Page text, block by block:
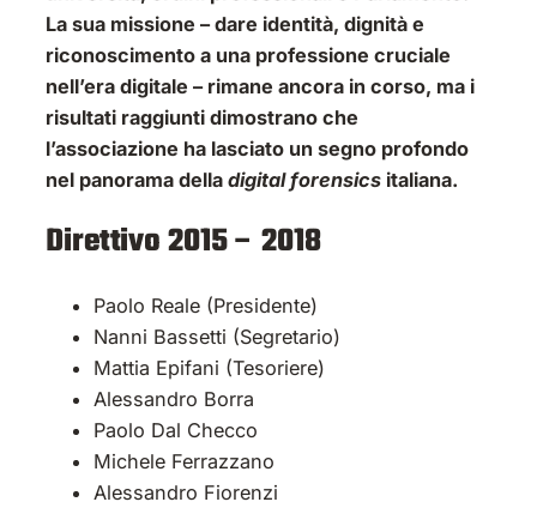
La sua missione – dare identità, dignità e
riconoscimento a una professione cruciale
nell’era digitale – rimane ancora in corso, ma i
risultati raggiunti dimostrano che
l’associazione ha lasciato un segno profondo
nel panorama della digital forensics italiana.
Direttivo 2015 – 2018
Paolo Reale (Presidente)
Nanni Bassetti (Segretario)
Mattia Epifani (Tesoriere)
Alessandro Borra
Paolo Dal Checco
Michele Ferrazzano
Alessandro Fiorenzi